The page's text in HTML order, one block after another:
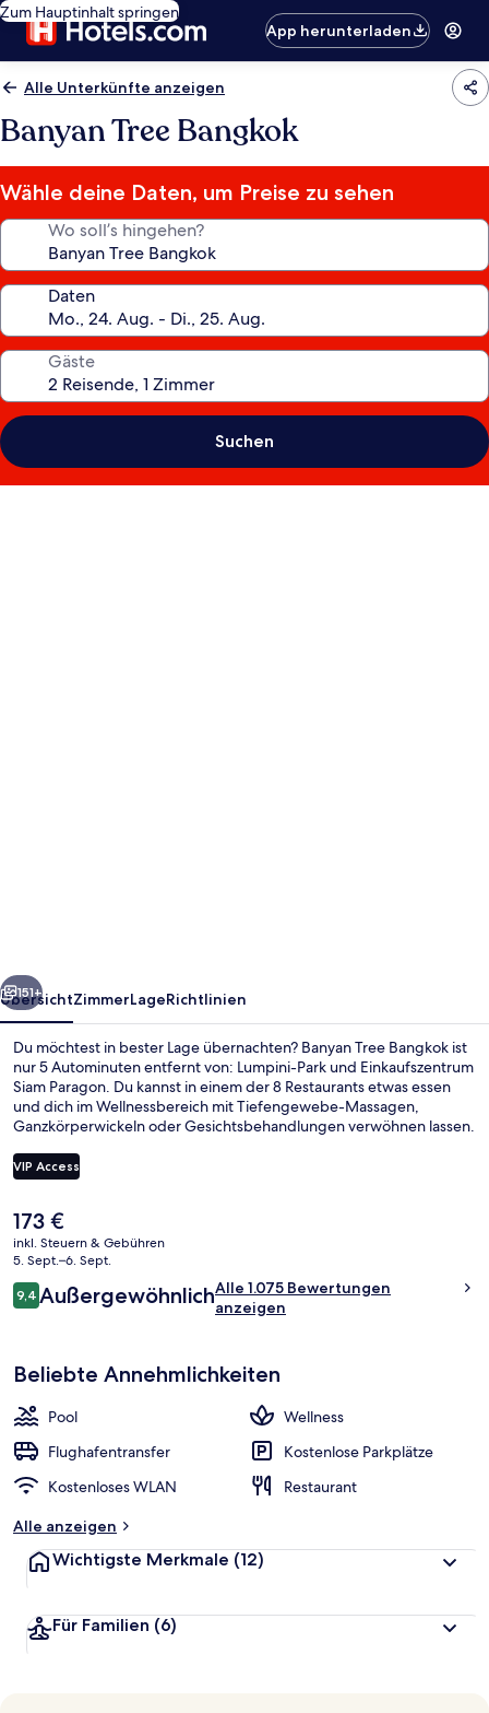
Zum Hauptinhalt springen
App herunterladen
Alle Unterkünfte anzeigen
Banyan Tree Bangkok
Wähle deine Daten, um Preise zu sehen
Wo soll’s hingehen?
Daten
Gäste
Suchen
Weiter
151+
ÜbersichtZimmerLageRichtlinien
Du möchtest in bester Lage übernachten? Banyan Tree Bangkok ist
nur 5 Autominuten entfernt von: Lumpini-Park und Einkaufszentrum
Siam Paragon. Du kannst in einem der 8 Restaurants etwas essen
und dich im Wellnessbereich mit Tiefengewebe-Massagen,
Ganzkörperwickeln oder Gesichtsbehandlungen verwöhnen lassen.
Bars/Lounges, einen Außenpool und eine Poolbar. Das hilfsbereite
Personal und das Frühstück erhalten tolle Bewertungen von
kurzen Fußmarsch entfernt: Zur U-Bahn-Station Lumphini sind es 11
Minuten und zur U-Bahn-Station Lumphini 11 Minuten.
VIP Access
Der
aktuelle
Preis
173 €.
173 €
inkl. Steuern & Gebühren
5. Sept.–6. Sept.
Bewertungen
9,49,4 von 10.
AußergewöhnlichAlle 1.075 Bewertungen
anzeigen
Beliebte Annehmlichkeiten
Pool
Wellness
Flughafentransfer
Kostenlose Parkplätze
Kostenloses WLAN
Restaurant
Alle anzeigen
Wichtigste Merkmale (12)
Für Familien (6)